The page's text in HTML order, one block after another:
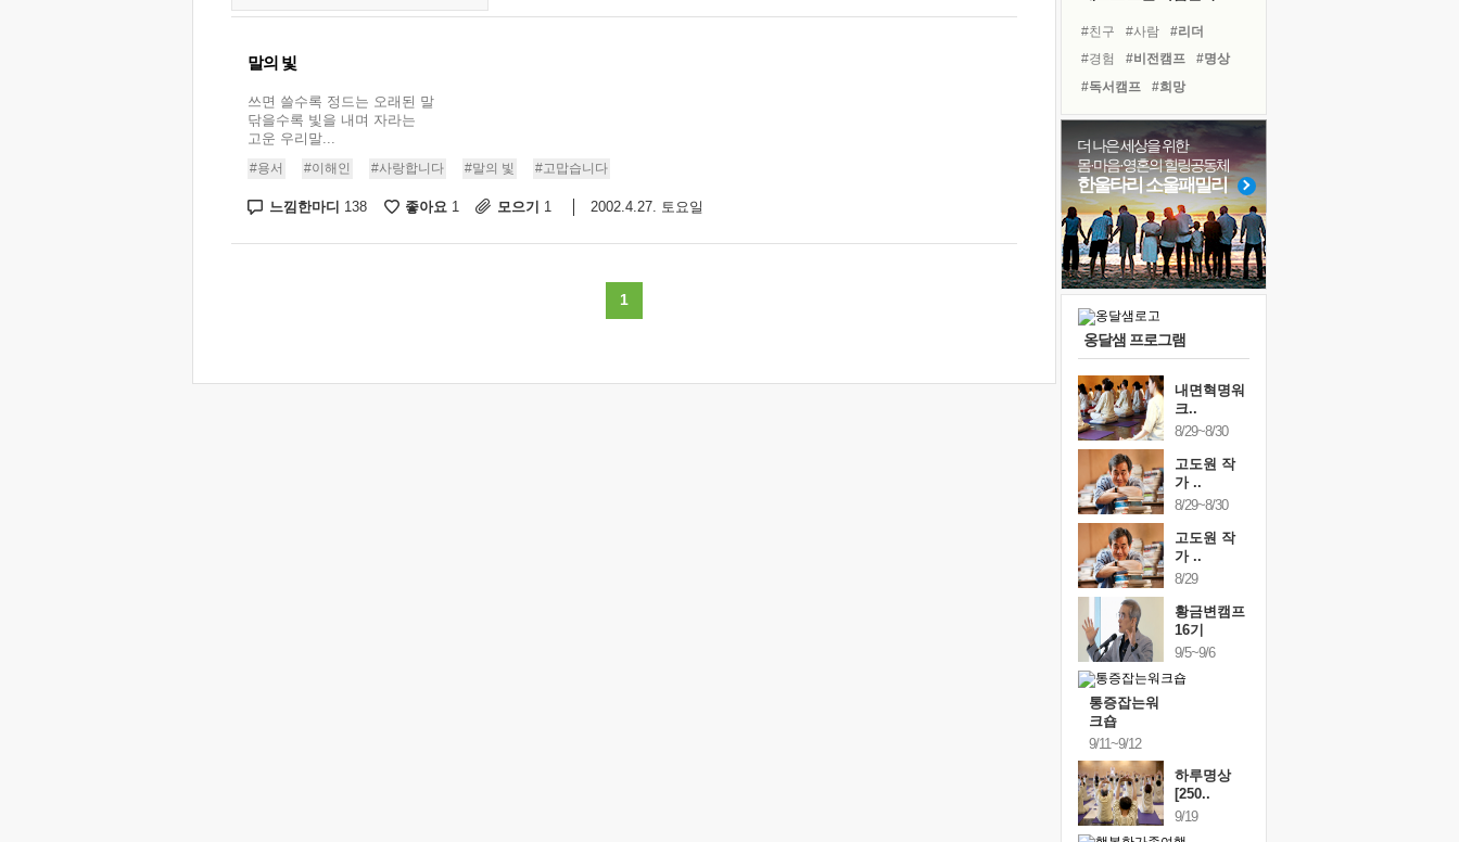
말의 빛
쓰면 쓸수록 정드는 오래된 말
닦을수록 빛을 내며 자라는
고운 우리말...
#용서 #이해인 #사랑합니다 #말의 빛 #고맙습니다
느낌한마디 138 좋아요 1 모으기 1 2002.4.27. 토요일
1
'말 타는 법'을 먼저
졸업식 사진을 보며
극심한 변비, 어깨결림, 수면 장애
아픈 아버지를 위한 공간 설계
슬럼프
보고 싶은 어머니
유년 시절의 부산 영도 바다
못된 꼰대들
너무 황홀한 꽃들이여!
#친구 #사람
#리더
#경험
#비전캠프
#명상
#독서캠프
#희망
#면역력
#독서
#계획
#링컨학교
#선택
#아이들
#힐링
#삶
#도움
#극복
#유튜브
#다짐
#위기
더 나은 세상을 위한
몸·마음·영혼의 힐링공동체
한울타리 소울패밀리
옹달샘 프로그램
내면혁명워
크..
8/29~8/30
고도원 작
가 ..
8/29~8/30
고도원 작
가 ..
8/29
황금변캠프
16기
9/5~9/6
통증잡는워
크숍
9/11~9/12
하루명상
[250..
9/19